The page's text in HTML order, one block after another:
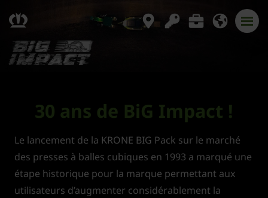
30 ans de BiG Impact !
Le lancement de la KRONE BIG Pack sur le marché
des presses à balles cubiques en 1993 a marqué une
étape historique pour la marque permettant aux
utilisateurs d’augmenter considérablement la